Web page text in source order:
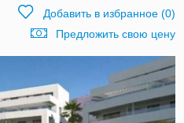
Добавить в избранное(0)
Предложить свою цену